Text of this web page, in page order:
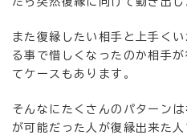
また復縁したい相手と上手く
る事で惜しくなったのか相手
てケースもあります。
そんなにたくさんのパターン
が可能だった人が復縁出来た